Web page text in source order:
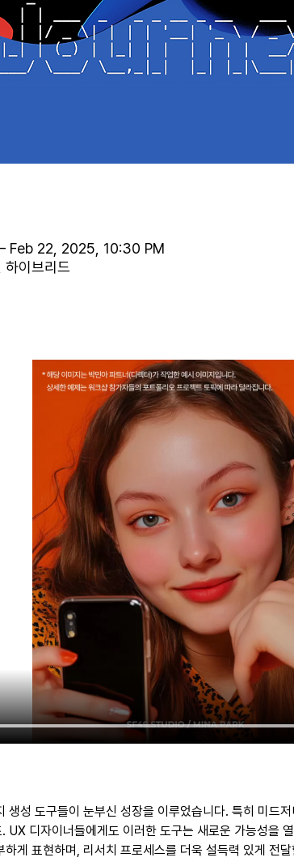
Feb 22, 2025, 10:30 PM
이브리드
생성 도구들이 눈부신 성장을 이루었습니다. 특히 미드
UX 디자이너들에게도 이러한 도구는 새로운 가능성을
게 표현하며, 리서치 프로세스를 더욱 설득력 있게 전